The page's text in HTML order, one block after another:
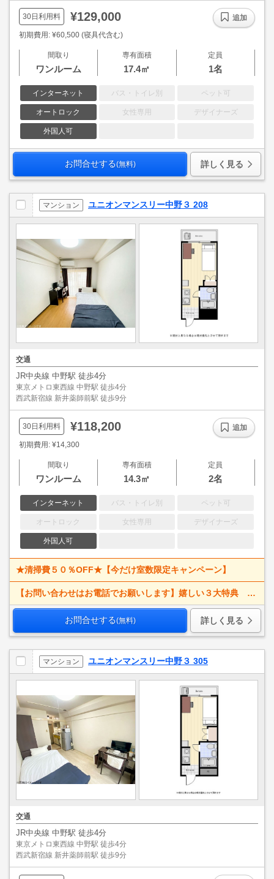
30日利用料 ¥129,000
初期費用: ¥60,500 (寝具代含む)
間取り
ワンルーム
専有面積
17.4㎡
定員
1名
インターネット バス・トイレ別 ペット可
オートロック 女性専用 デザイナーズ
外国人可
追加
お問合せする(無料) 詳しく見る
マンション ユニオンマンスリー中野３ 208
交通
JR中央線 中野駅 徒歩4分
東京メトロ東西線 中野駅 徒歩4分
西武新宿線 新井薬師前駅 徒歩9分
30日利用料 ¥118,200
初期費用: ¥14,300
間取り
ワンルーム
専有面積
14.3㎡
定員
2名
インターネット バス・トイレ別 ペット可
オートロック 女性専用 デザイナーズ
外国人可
追加
★清掃費５０％OFF★【今だけ室数限定キャンペーン】
【お問い合わせはお電話でお願いします】嬉しい３大特典 賃料大幅値下げ！ 寝具一式＆ベッドメイキング無料＋α
お問合せする(無料) 詳しく見る
マンション ユニオンマンスリー中野３ 305
交通
JR中央線 中野駅 徒歩4分
東京メトロ東西線 中野駅 徒歩4分
西武新宿線 新井薬師前駅 徒歩9分